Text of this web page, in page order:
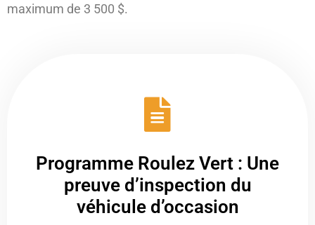
maximum de 3 500 $.
Programme Roulez Vert : Une
preuve d’inspection du
véhicule d’occasion